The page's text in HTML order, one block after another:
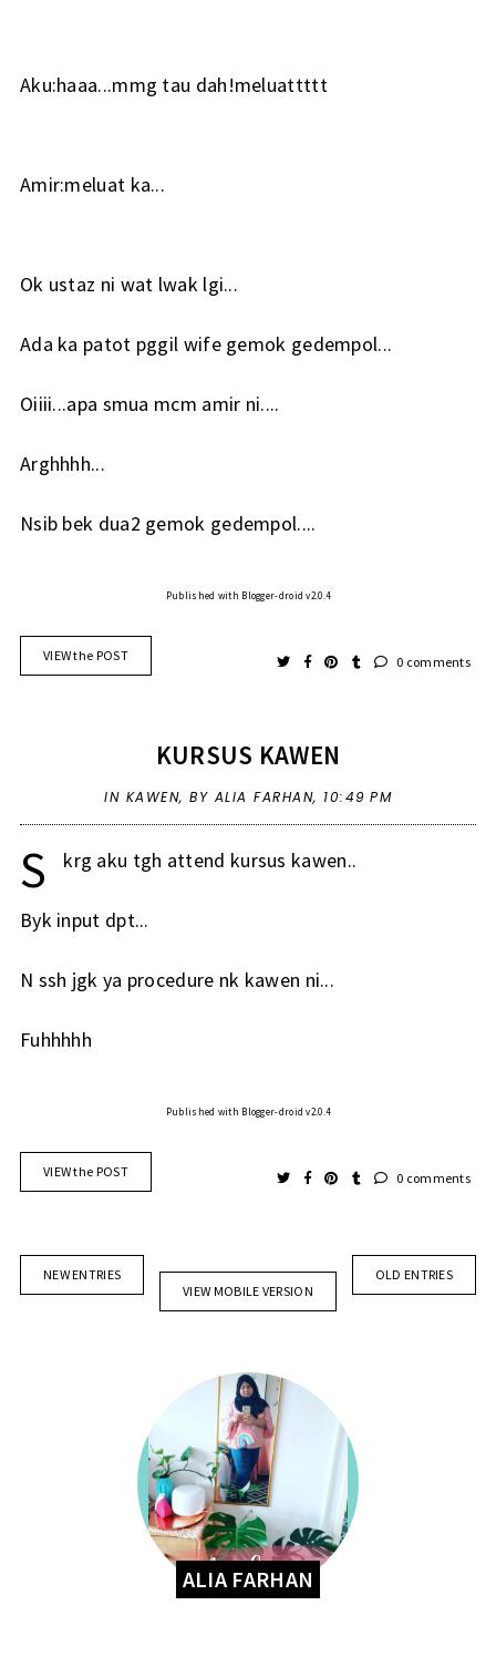
Aku:haaa...mmg tau dah!meluattttt
Amir:meluat ka...
Ok ustaz ni wat lwak lgi...
Ada ka patot pggil wife gemok gedempol...
Oiiii...apa smua mcm amir ni....
Arghhhh...
Nsib bek dua2 gemok gedempol....
Published with Blogger-droid v2.0.4
VIEW the POST 0 comments
KURSUS KAWEN
IN KAWEN, BY ALIA FARHAN, 10:49 PM
S krg aku tgh attend kursus kawen..
Byk input dpt...
N ssh jgk ya procedure nk kawen ni...
Fuhhhhh
Published with Blogger-droid v2.0.4
VIEW the POST 0 comments
NEW ENTRIES
OLD ENTRIES
VIEW MOBILE VERSION
ALIA FARHAN